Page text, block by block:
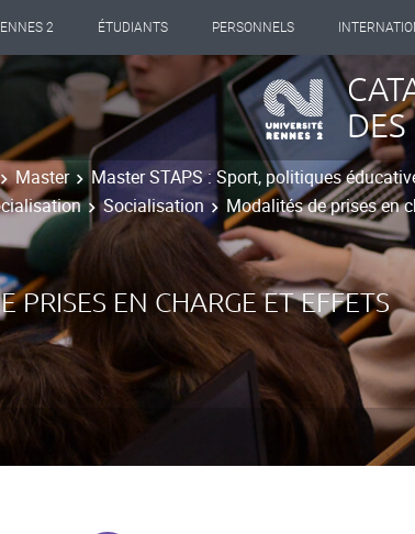
2 ÉTUDIANTS PERSONNELS
Master
Master STAPS : Sport, politiques
Socialisation Modalités de prises en
PRISES EN CHARGE ET EFFETS